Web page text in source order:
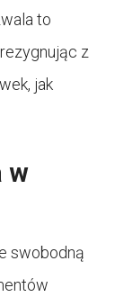
to
z
jak
w
swobodną